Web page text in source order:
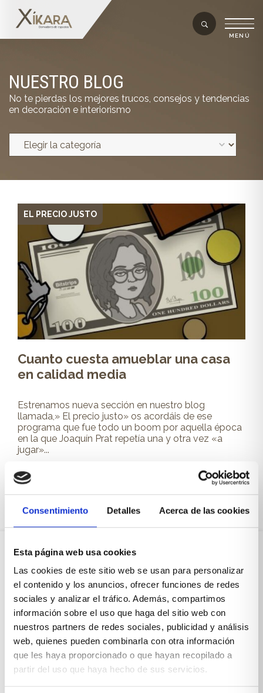
Consentimiento Detalles Acerca de las cookies
Esta página web usa cookies
Las cookies de este sitio web se usan para personalizar
el contenido y los anuncios, ofrecer funciones de redes
sociales y analizar el tráfico. Además, compartimos
información sobre el uso que haga del sitio web con
nuestros partners de redes sociales, publicidad y análisis
web, quienes pueden combinarla con otra información
que les haya proporcionado o que hayan recopilado a
partir del uso que haya hecho de sus servicios.
NUESTRO BLOG
No te pierdas los mejores trucos, consejos y tendencias
en decoración e interiorismo
EL PRECIO JUSTO
Cuanto cuesta amueblar una casa
en calidad media
Estrenamos nueva sección en nuestro blog
llamada,» El precio justo» os acordáis de ese
programa que fue todo un boom por aquella época
en la que Joaquín Prat repetía una y otra vez «a
jugar»...
Leer más
Sobre Xíkara
Inicio
Blog
Reseñas Google